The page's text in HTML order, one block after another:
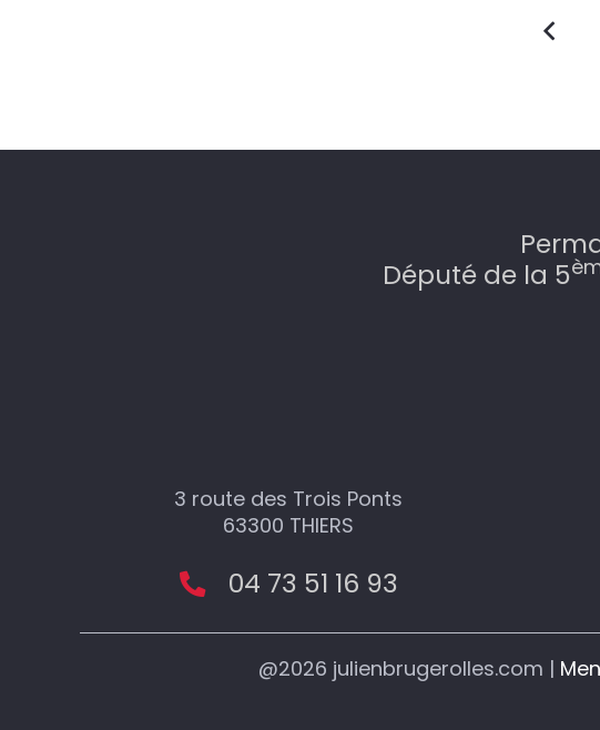
Député de la 5
3 route des Trois Ponts
63300 THIERS
04 73 51 16 93
@2026 julienbrugerolles.com |